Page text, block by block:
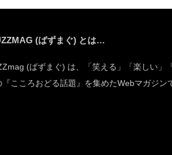
(ばずまぐ) とは…
(ばずまぐ) は、「笑える」「楽しい」
『こころおどる話題』を集めたWebマガジン